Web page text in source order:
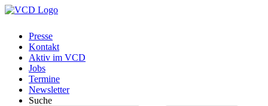
Presse
Kontakt
Aktiv im VCD
Jobs
Termine
Newsletter
Suche